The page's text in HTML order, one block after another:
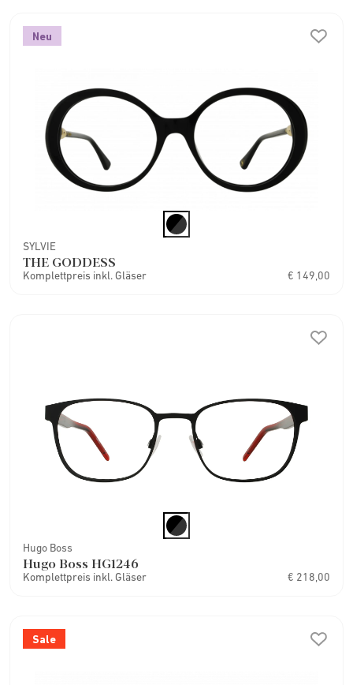
Neu
SYLVIE
THE GODDESS
Komplettpreis inkl. Gläser € 149,00
Hugo Boss
Hugo Boss HG1246
Komplettpreis inkl. Gläser € 218,00
Sale